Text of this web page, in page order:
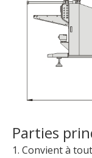
Parties
1. Convient à